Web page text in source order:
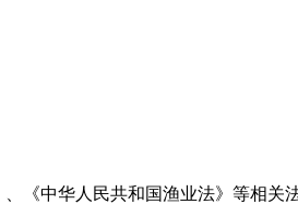
《中华人民共和国渔业法》等相关